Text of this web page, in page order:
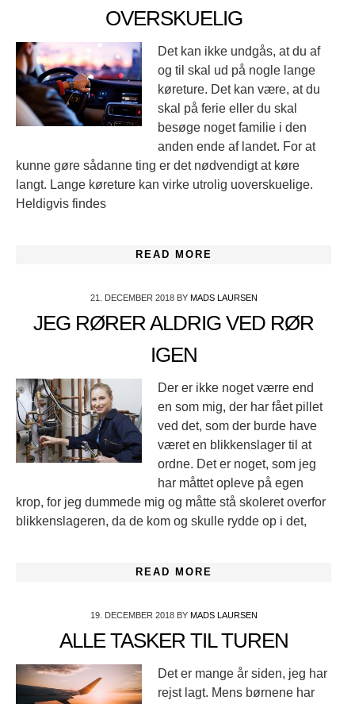
OVERSKUELIG
Det kan ikke undgås, at du af
og til skal ud på nogle lange
køreture. Det kan være, at du
skal på ferie eller du skal
besøge noget familie i den
anden ende af landet. For at
kunne gøre sådanne ting er det nødvendigt at køre
langt. Lange køreture kan virke utrolig uoverskuelige.
Heldigvis findes
READ MORE
21. DECEMBER 2018BY MADS LAURSEN
JEG RØRER ALDRIG VED RØR
IGEN
Der er ikke noget værre end
en som mig, der har fået pillet
ved det, som der burde have
været en blikkenslager til at
ordne. Det er noget, som jeg
har måttet opleve på egen
krop, for jeg dummede mig og måtte stå skoleret overfor
blikkenslageren, da de kom og skulle rydde op i det,
READ MORE
19. DECEMBER 2018BY MADS LAURSEN
ALLE TASKER TIL TUREN
Det er mange år siden, jeg har
rejst lagt. Mens børnene har